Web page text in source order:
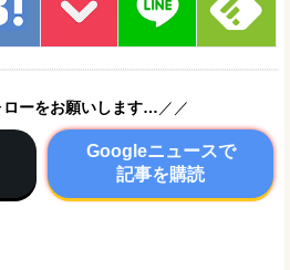
ローをお願いします… ／／
Googleニュースで
記事を購読